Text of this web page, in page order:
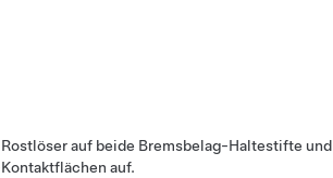
auf beide Bremsbelag-Haltestifte und
auf.